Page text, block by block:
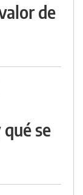
de
se